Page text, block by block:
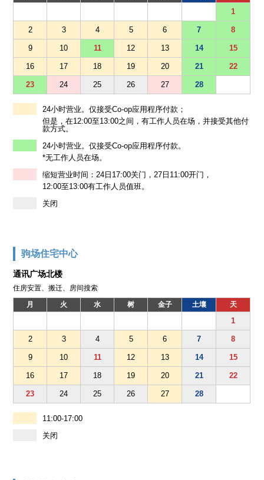
1
2 3 4 5 6 7 8
9 10 11 12 13 14 15
16 17 18 19 20 21 22
23 24 25 26 27 28
24小时营业。仅接受Co-op应用程序付款；
但是，在12:00至13:00之间，有工作人员在场，并接受其他付
款方式。
24小时营业。仅接受Co-op应用程序付款。
*无工作人员在场。
缩短营业时间：24日17:00关门，27日11:00开门，
12:00至13:00有工作人员值班。
关闭
驹场住宅中心
通讯广场北楼
住房安置、搬迁、房间搜索
月 火 水 树 金子 土壤 天
1
2 3 4 5 6 7 8
9 10 11 12 13 14 15
16 17 18 19 20 21 22
23 24 25 26 27 28
11:00-17:00
关闭